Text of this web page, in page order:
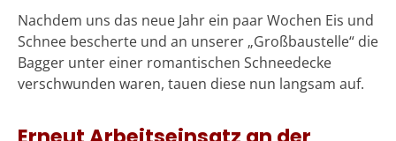
Nachdem uns das neue Jahr ein paar Wochen Eis und
Schnee bescherte und an unserer „Großbaustelle“ die
Bagger unter einer romantischen Schneedecke
verschwunden waren, tauen diese nun langsam auf.